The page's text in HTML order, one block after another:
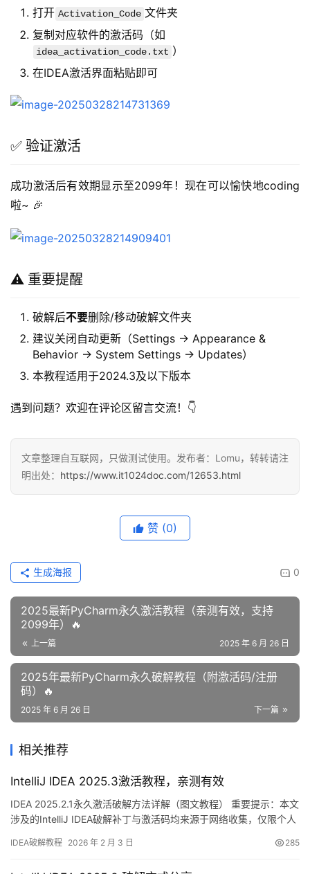
打开 Activation_Code 文件夹
复制对应软件的激活码（如
idea_activation_code.txt ）
在IDEA激活界面粘贴即可
✅ 验证激活
成功激活后有效期显示至2099年！现在可以愉快地coding
啦~ 🎉
⚠️ 重要提醒
破解后不要删除/移动破解文件夹
建议关闭自动更新（Settings → Appearance &
Behavior → System Settings → Updates）
本教程适用于2024.3及以下版本
遇到问题？欢迎在评论区留言交流！👇
文章整理自互联网，只做测试使用。发布者：Lomu，转转请注
明出处： https://www.it1024doc.com/12653.html
赞 (0)
0
生成海报
2025最新PyCharm永久激活教程（亲测有效，支持
2099年）🔥
上一篇 2025 年 6 月 26 日
2025年最新PyCharm永久破解教程（附激活码/注册
码）🔥
下一篇
2025 年 6 月 26 日
相关推荐
IntelliJ IDEA 2025.3激活教程，亲测有效
IDEA 2025.2.1永久激活破解方法详解（图文教程） 重要提示：本文
涉及的IntelliJ IDEA破解补丁与激活码均来源于网络收集，仅限个人
者删除。经济条件允许的话，强烈建议购买官方正版授权！ 话不多
IDEA破解教程 2026 年 2 月 3 日 285